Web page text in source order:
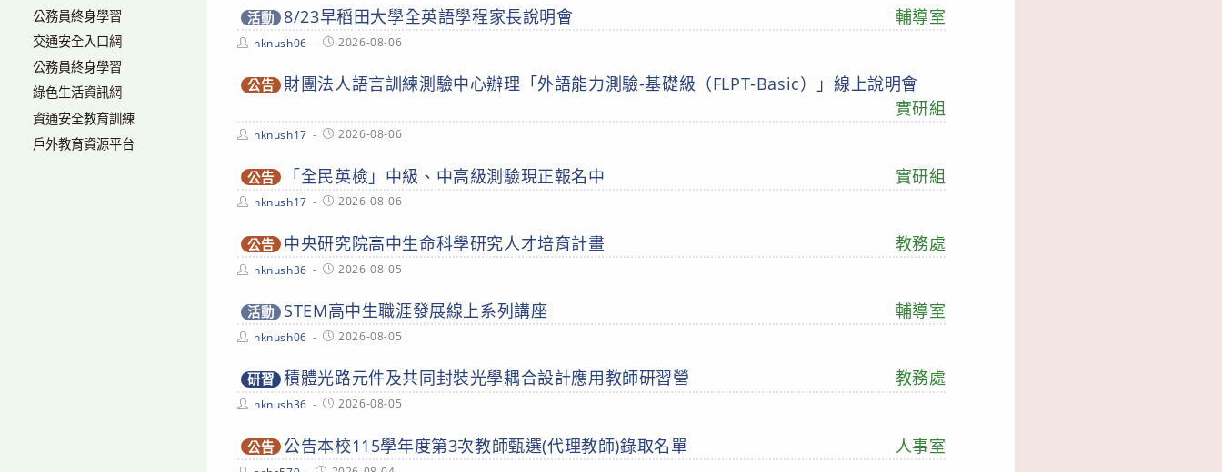
活動 8/23早稻田大學全英語學程家長說明會 輔導室
Postnknush06
Post2026-08-06
公告
財團法人語言訓練測驗中心辦理「外語能力測驗-基礎級（FLPT-Basic）」線上說明會
實研組
Postnknush17
Post2026-08-06
公告 「全民英檢」中級、中高級測驗現正報名中 實研組
Postnknush17
Post2026-08-06
公告 中央研究院高中生命科學研究人才培育計畫 教務處
Postnknush36
Post2026-08-05
活動 STEM高中生職涯發展線上系列講座 輔導室
Postnknush06
Post2026-08-05
研習 積體光路元件及共同封裝光學耦合設計應用教師研習營 教務處
Postnknush36
Post2026-08-05
公告 公告本校115學年度第3次教師甄選(代理教師)錄取名單 人事室
公務員終身學習
交通安全入口網
公務員終身學習
綠色生活資訊網
資通安全教育訓練
戶外教育資源平台